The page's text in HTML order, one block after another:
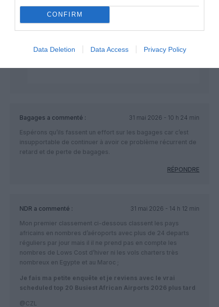
CONFIRM
Data Deletion Data Access Privacy Policy
Y compris en versant
des pots de vin
Bagages a commenté :
31 mai 2026 - 10 h 24 min
Espérons qu’ils fassent un effort sur les bagages car c’est
insupportable de continuer à avoir ce problème récurrent de
retard et de perte de bagages.
RÉPONDRE
NDR a commenté :
31 mai 2026 - 14 h 12 min
Mon premier classement ci-dessous classent les pays
africains en nombres d’aéroports avec plus de 24 departs
réguliers par jour mais il il ne prend pas en compte les
nombres de Lows Cost d’hiver ni les vols charters très
nombreux en Egypte et au Maroc ;
Je fais ma petite enquête et je reviens avec le vrai
scheduled top 20 Busiest African Airports 2026 plus tard
@CZL